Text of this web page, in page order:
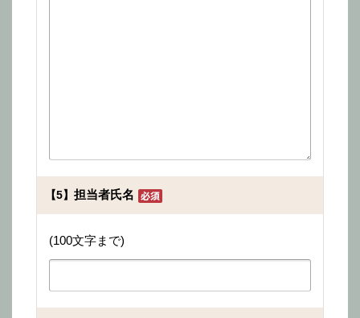
【5】 担当者氏名
(100文字まで)